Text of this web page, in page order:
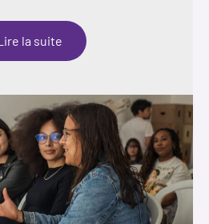
la suite
Mémoires
blessées,
libérées